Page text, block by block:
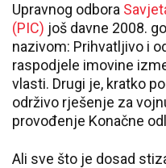
Upravnog odbora
(PIC) još davne 2008.
nazivom: Prihvatljivo i
raspodjele imovine
vlasti. Drugi je, kratko
održivo rješenje za
provođenje Konačne
Ali sve što je dosad